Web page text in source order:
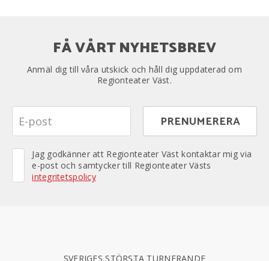
FÅ VÅRT NYHETSBREV
Anmäl dig till våra utskick och håll dig uppdaterad om
Regionteater Väst.
Jag godkänner att Regionteater Väst kontaktar mig via
e-post och samtycker till Regionteater Västs
integritetspolicy
SVERIGES STÖRSTA TURNERANDE